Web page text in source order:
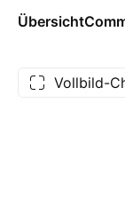
Übersicht
Vollbild-